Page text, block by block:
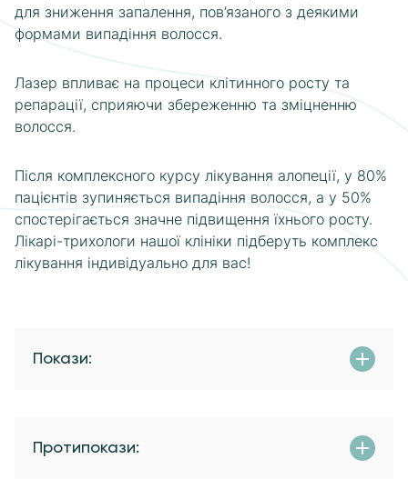
для зниження запалення, пов’язаного з деякими
формами випадіння волосся.
Лазер впливає на процеси клітинного росту та
репарації, сприяючи збереженню та зміцненню
волосся.
Після комплексного курсу лікування алопеції, у 80%
пацієнтів зупиняється випадіння волосся, а у 50%
спостерігається значне підвищення їхнього росту.
Лікарі-трихологи нашої клініки підберуть комплекс
лікування індивідуально для вас!
Покази:
Протипокази: